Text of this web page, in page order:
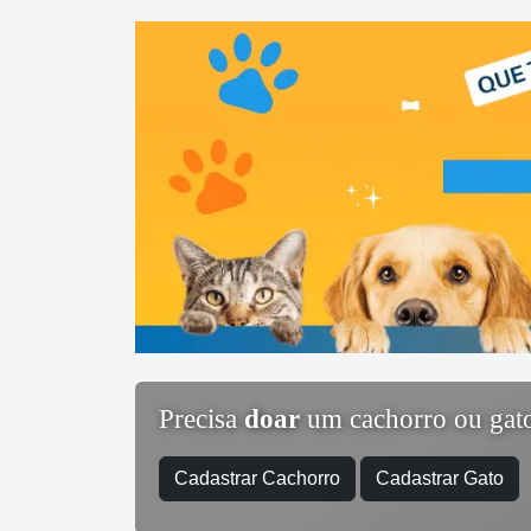
Precisa doar um cachorro ou
Cadastrar Cachorro Cadastrar Gato